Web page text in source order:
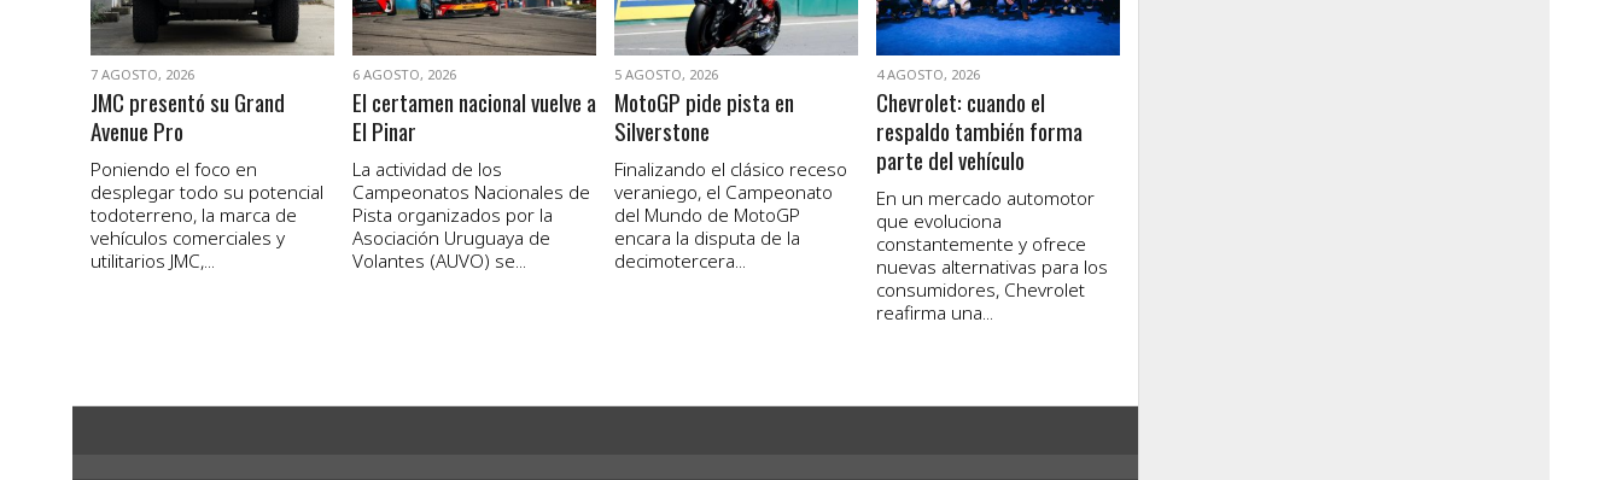
7 AGOSTO, 2026
JMC presentó su Grand
Avenue Pro
Poniendo el foco en
desplegar todo su potencial
todoterreno, la marca de
vehículos comerciales y
utilitarios JMC,...
6 AGOSTO, 2026
El certamen nacional vuelve a
El Pinar
La actividad de los
Campeonatos Nacionales de
Pista organizados por la
Asociación Uruguaya de
Volantes (AUVO) se...
5 AGOSTO, 2026
MotoGP pide pista en
Silverstone
Finalizando el clásico receso
veraniego, el Campeonato
del Mundo de MotoGP
encara la disputa de la
decimotercera...
4 AGOSTO, 2026
Chevrolet: cuando el
respaldo también forma
parte del vehículo
En un mercado automotor
que evoluciona
constantemente y ofrece
nuevas alternativas para los
consumidores, Chevrolet
reafirma una...